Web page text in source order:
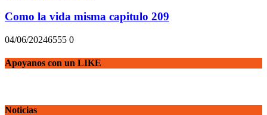
Como la vida misma capitulo 209
04/06/20246555 0
Apoyanos con un LIKE
Noticias